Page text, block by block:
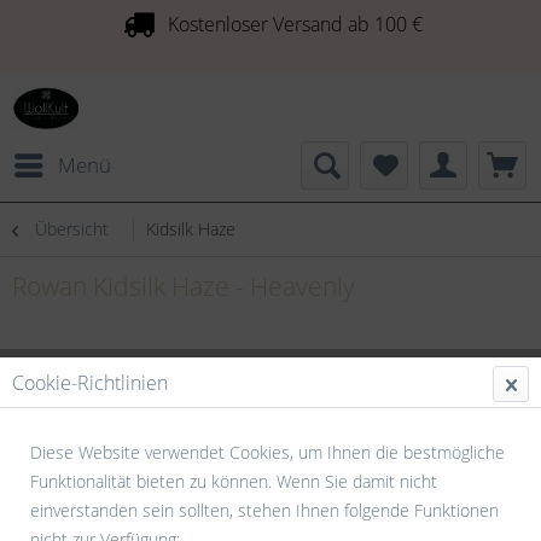
Kostenloser Versand ab 100 €
Menü
Übersicht Kidsilk Haze
Cookie-Richtlinien
Diese Website verwendet Cookies, um Ihnen die bestmögliche
Funktionalität bieten zu können. Wenn Sie damit nicht
einverstanden sein sollten, stehen Ihnen folgende Funktionen